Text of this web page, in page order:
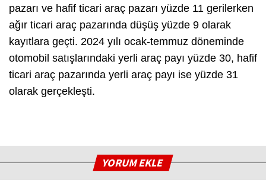
pazarı ve hafif ticari araç pazarı yüzde 11 gerilerken
ağır ticari araç pazarında düşüş yüzde 9 olarak
kayıtlara geçti. 2024 yılı ocak-temmuz döneminde
otomobil satışlarındaki yerli araç payı yüzde 30, hafif
ticari araç pazarında yerli araç payı ise yüzde 31
olarak gerçekleşti.
YORUM EKLE